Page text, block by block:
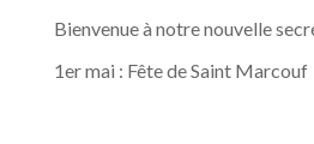
Bienvenue à notre nouvelle
1er mai : Fête de Saint Marcouf